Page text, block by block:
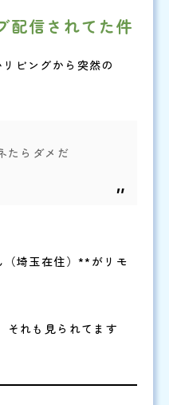
配信されてた件
ビングから突然の
たらダメだ
埼玉在住）**がリモ
それも見られてます